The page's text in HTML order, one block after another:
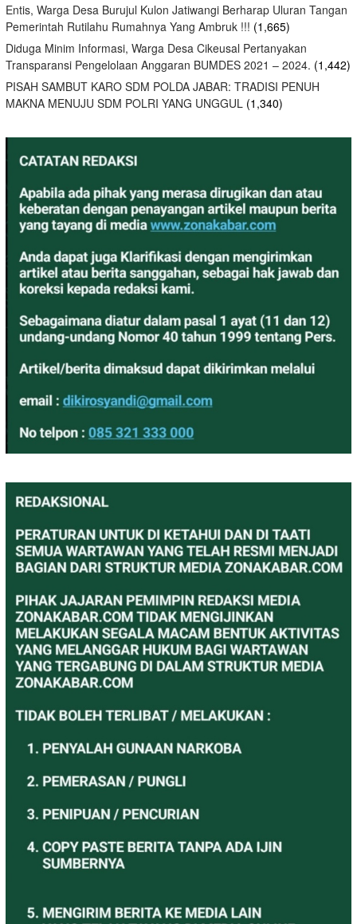
Entis, Warga Desa Burujul Kulon Jatiwangi Berharap Uluran Tangan
Pemerintah Rutilahu Rumahnya Yang Ambruk !!! (1,665)
Diduga Minim Informasi, Warga Desa Cikeusal Pertanyakan
Transparansi Pengelolaan Anggaran BUMDES 2021 – 2024. (1,442)
PISAH SAMBUT KARO SDM POLDA JABAR: TRADISI PENUH
MAKNA MENUJU SDM POLRI YANG UNGGUL (1,340)